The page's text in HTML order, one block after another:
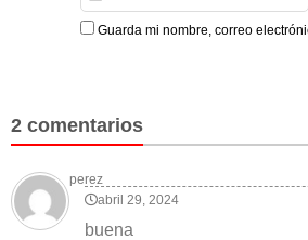
Guarda mi nombre, correo
2 comentarios
perez
abril 29, 2024
buena